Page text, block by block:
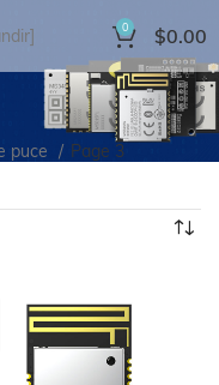
0 $0.00
puce
Page 3